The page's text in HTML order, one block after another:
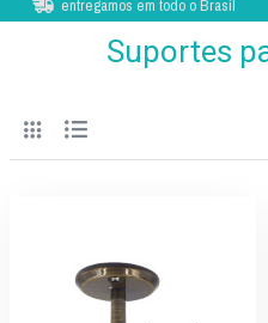
entregamos em todo o Brasil
Suportes